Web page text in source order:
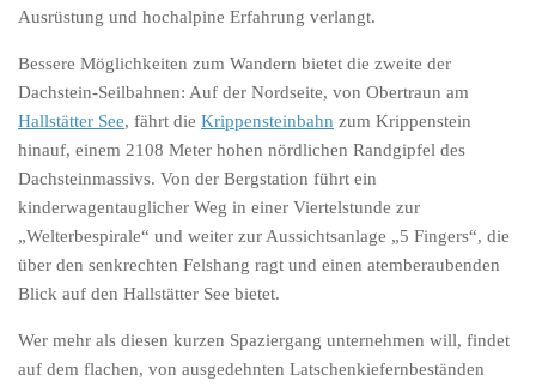
Ausrüstung und hochalpine Erfahrung verlangt.
Bessere Möglichkeiten zum Wandern bietet die zweite der
Dachstein-Seilbahnen: Auf der Nordseite, von Obertraun am
Hallstätter See, fährt die Krippensteinbahn zum Krippenstein
hinauf, einem 2108 Meter hohen nördlichen Randgipfel des
Dachsteinmassivs. Von der Bergstation führt ein
kinderwagentauglicher Weg in einer Viertelstunde zur
„Welterbespirale“ und weiter zur Aussichtsanlage „5 Fingers“, die
über den senkrechten Felshang ragt und einen atemberaubenden
Blick auf den Hallstätter See bietet.
Wer mehr als diesen kurzen Spaziergang unternehmen will, findet
auf dem flachen, von ausgedehnten Latschenkiefernbeständen